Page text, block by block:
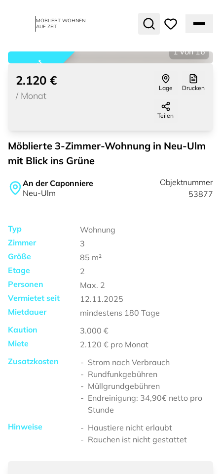
MÖBLIERT WOHNEN
AUF ZEIT
vermietet
1 von 16
2.120 €
/ Monat
Lage Drucken
Teilen
Möblierte 3-Zimmer-Wohnung in Neu-Ulm
mit Blick ins Grüne
An der Caponniere
Neu-Ulm
Objektnummer
53877
Typ
Wohnung
Zimmer
3
Größe
85 m²
Etage
2
Personen
Max. 2
Vermietet seit
12.11.2025
Mietdauer
mindestens 180 Tage
Kaution
3.000 €
Miete
2.120 € pro Monat
Zusatzkosten
Strom nach Verbrauch
Rundfunkgebühren
Müllgrundgebühren
Endreinigung: 34,90€ netto pro
Stunde
Hinweise
Haustiere nicht erlaubt
Rauchen ist nicht gestattet